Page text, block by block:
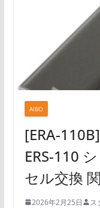
AIBO
[ERA-
ERS-110
セル交換
2026年2月25日 ス